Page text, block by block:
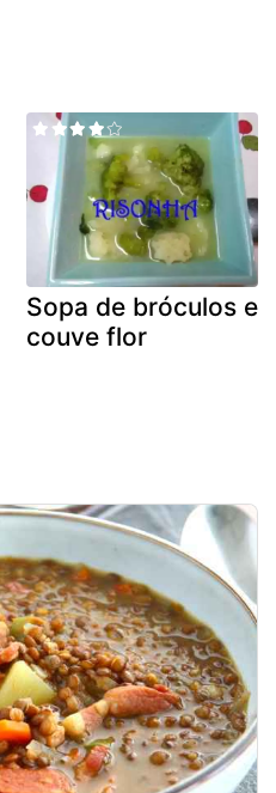
Sopa de bróculos e
couve flor